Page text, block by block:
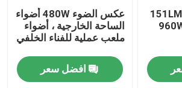
151LM / W Sports LED
ملعب ضوء متين 960W
عكس الضوء 480W أضواء
الساحة الخارجية ، أضواء
ملعب عملية للفناء الخلفي
افضل سعر